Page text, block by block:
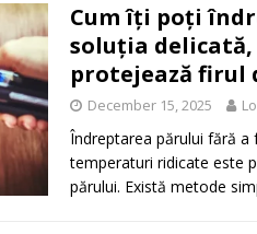
Cum îți poți
soluția delicată,
protejează firul
December 15, 2025
Îndreptarea părului fără a
temperaturi ridicate este
părului. Există metode